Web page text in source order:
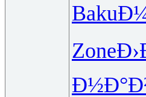
Baku
Zone